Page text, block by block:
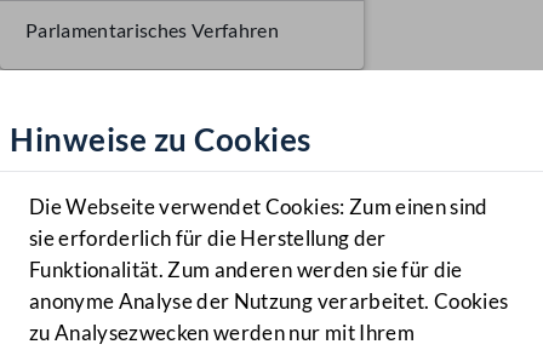
Hilfe
Benutzer
Navigationsmenü öffnen
MENÜ
Hinweise zu Cookies
Die Webseite verwendet Cookies: Zum einen sind
sie erforderlich für die Herstellung der
Funktionalität. Zum anderen werden sie für die
anonyme Analyse der Nutzung verarbeitet. Cookies
zu Analysezwecken werden nur mit Ihrem
Parlamentarisches Verfahren